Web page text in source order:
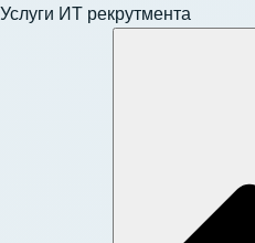
Услуги ИТ рекрутмента